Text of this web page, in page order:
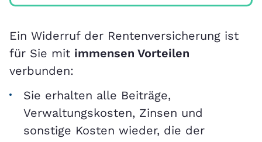
Ein Widerruf der Rentenversicherung ist
für Sie mit immensen Vorteilen
verbunden:
Sie erhalten alle Beiträge,
Verwaltungskosten, Zinsen und
sonstige Kosten wieder, die der